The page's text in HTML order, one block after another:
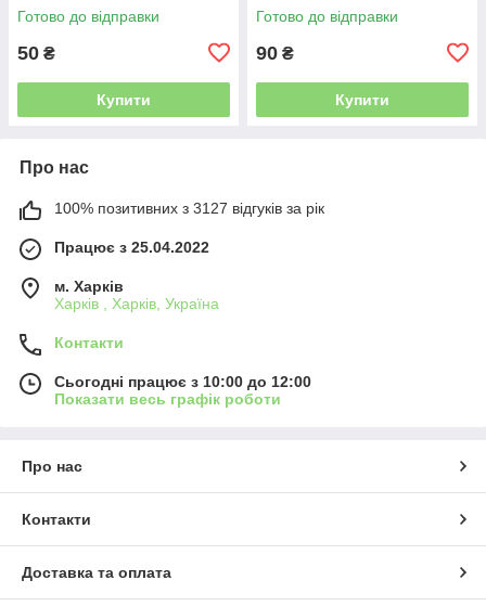
Готово до відправки
50 ₴
Купити
Готово до відправки
90 ₴
Купити
Про нас
100% позитивних з 3127 відгуків за рік
Працює з 25.04.2022
м. Харків
Харків , Харків, Україна
Контакти
Сьогодні працює з 10:00 до 12:00
Показати весь графік роботи
Про нас
Контакти
Доставка та оплата